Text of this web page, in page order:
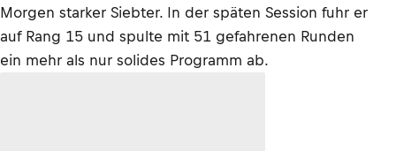
Morgen starker Siebter. In der späten Session fuhr er
auf Rang 15 und spulte mit 51 gefahrenen Runden
ein mehr als nur solides Programm ab.